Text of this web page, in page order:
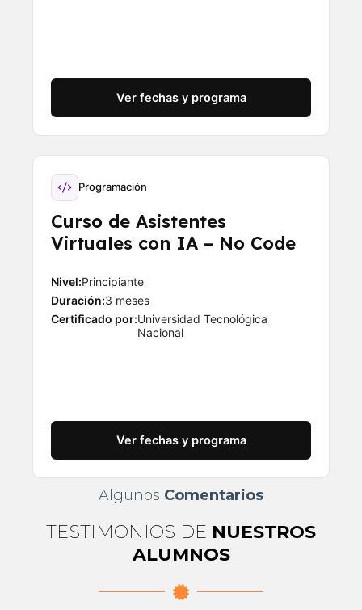
Ver fechas y programa
Programación
Curso de Asistentes
Virtuales con IA – No Code
Nivel:Principiante
Duración:3 meses
Certificado por:Universidad Tecnológica
Nacional
Ver fechas y programa
Algunos Comentarios
TESTIMONIOS DE NUESTROS
ALUMNOS